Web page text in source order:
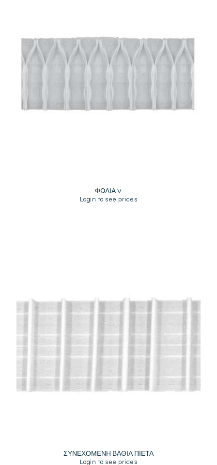
ΦΩΛΙΑ V
Login to see prices
ΣΥΝΕΧΟΜΕΝΗ ΒΑΘΙΑ ΠΙΕΤΑ
Login to see prices